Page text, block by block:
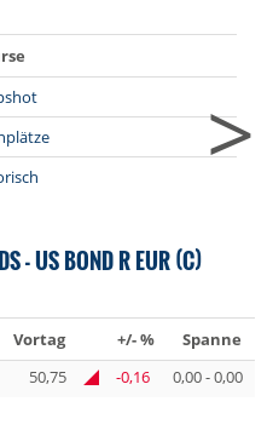
>
- US BOND R EUR (C)
Vortag +/- % Spanne
50,75 -0,16 0,00 - 0,00